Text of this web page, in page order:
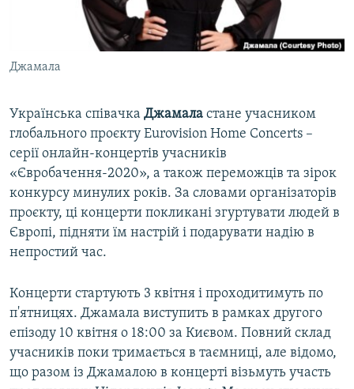
ВІДЕОУРОКИ «ELIFBE»
СВІДЧЕННЯ ОКУПАЦІЇ
УКРАЇНСЬКА ПРОБЛЕМА КРИМУ
Усі сайти RFE/RL
Джамала
Українська співачка Джамала стане учасником
глобального проєкту Eurovision Home Concerts –
серії онлайн-концертів учасників
«Євробачення-2020», а також переможців та зірок
конкурсу минулих років. За словами організаторів
проєкту, ці концерти покликані згуртувати людей в
Європі, підняти їм настрій і подарувати надію в
непростий час.
Концерти стартують 3 квітня і проходитимуть по
п'ятницях. Джамала виступить в рамках другого
епізоду 10 квітня о 18:00 за Києвом. Повний склад
учасників поки тримається в таємниці, але відомо,
що разом із Джамалою в концерті візьмуть участь